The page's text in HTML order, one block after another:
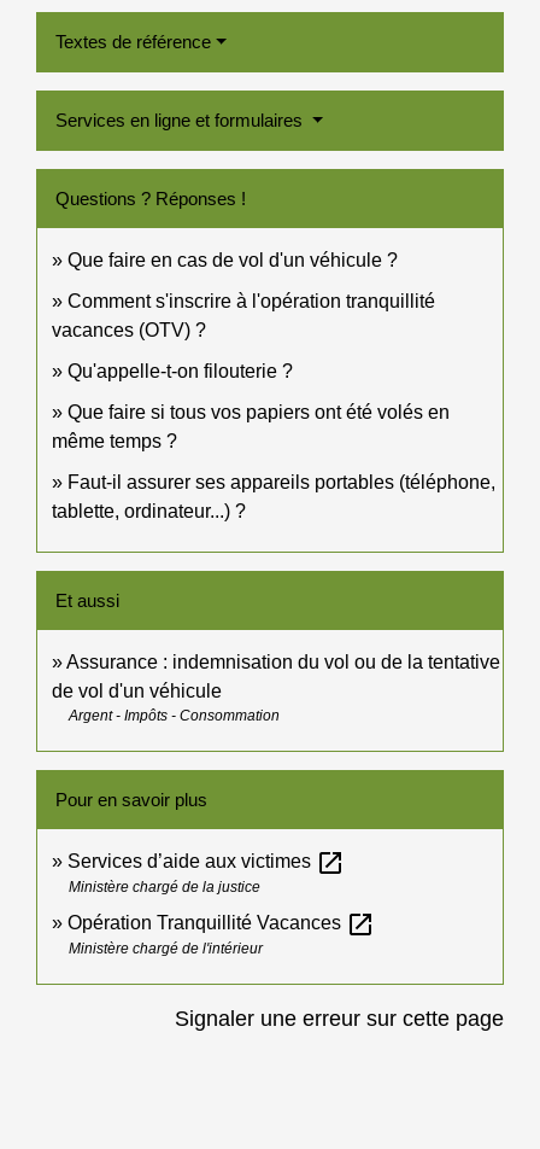
Textes de référence
Services en ligne et formulaires
Questions ? Réponses !
Que faire en cas de vol d'un véhicule ?
Comment s'inscrire à l'opération tranquillité
vacances (OTV) ?
Qu'appelle-t-on filouterie ?
Que faire si tous vos papiers ont été volés en
même temps ?
Faut-il assurer ses appareils portables (téléphone,
tablette, ordinateur...) ?
Et aussi
Assurance : indemnisation du vol ou de la tentative
de vol d'un véhicule
Argent - Impôts - Consommation
Pour en savoir plus
Services d’aide aux victimes open_in_new
Ministère chargé de la justice
Opération Tranquillité Vacances open_in_new
Ministère chargé de l'intérieur
Signaler une erreur sur cette page